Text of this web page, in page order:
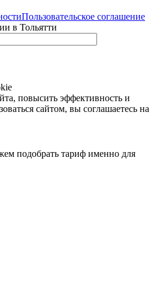
Пользовательское соглашение
в Тольятти
повысить эффективность и
сайтом, вы соглашаетесь на
подобрать тариф именно для